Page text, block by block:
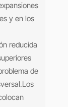
y en los
reducida
de
Los